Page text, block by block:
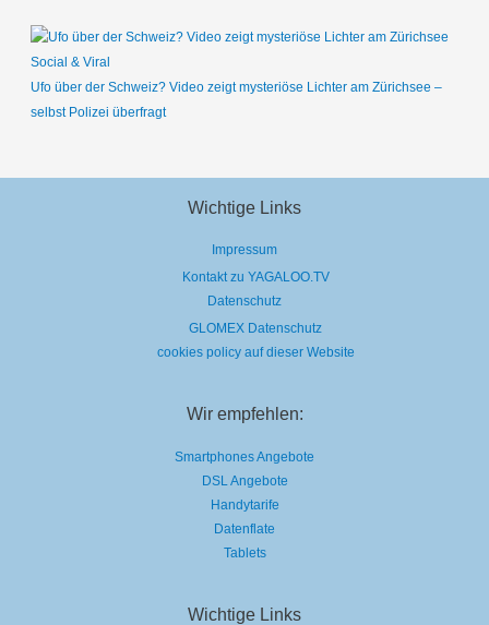
Social & Viral
Ufo über der Schweiz? Video zeigt mysteriöse Lichter am Zürichsee –
selbst Polizei überfragt
Wichtige Links
Impressum
Kontakt zu YAGALOO.TV
Datenschutz
GLOMEX Datenschutz
cookies policy auf dieser Website
Wir empfehlen:
Smartphones Angebote
DSL Angebote
Handytarife
Datenflate
Tablets
Wichtige Links